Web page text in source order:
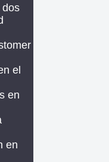
dos
el
en
en